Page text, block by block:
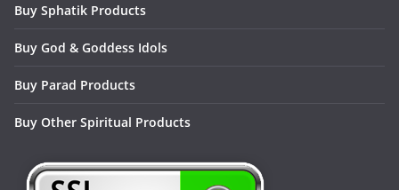
Buy Sphatik Products
Buy God & Goddess Idols
Buy Parad Products
Buy Other Spiritual Products